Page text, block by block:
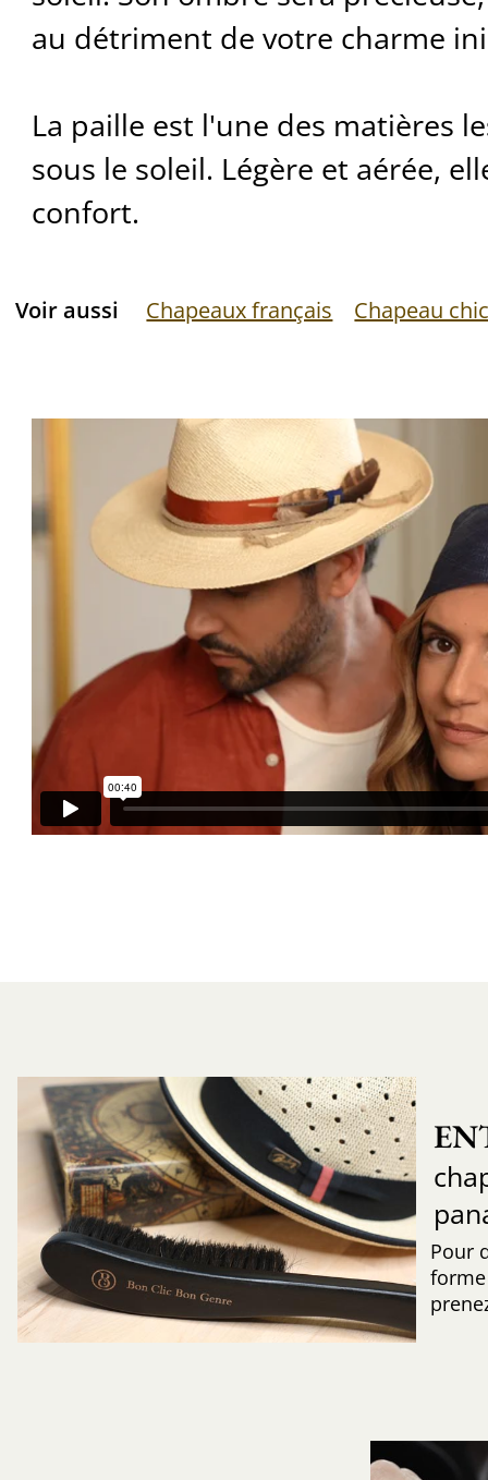
au détriment de votre charme
La paille est l'une des matières
sous le soleil. Légère et aérée,
confort.
Voir aussi Chapeaux français Chapeau
Pour